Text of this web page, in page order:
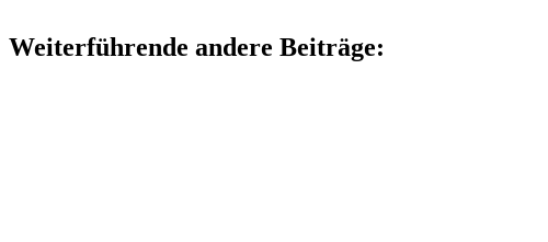
Weiterführende andere Beiträge: